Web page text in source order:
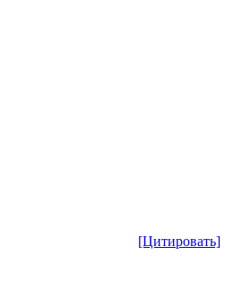
[Цитировать]